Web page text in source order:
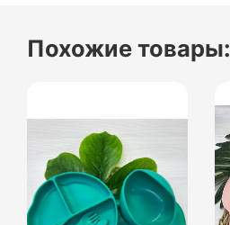
Похожие товары: